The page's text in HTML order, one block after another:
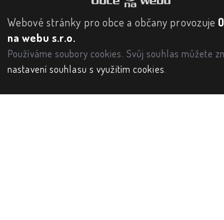
Webové stránky pro obce a občany provozuje
na webu s.r.o.
Používáme soubory cookies. Svůj souhlas můžete
nastavení souhlasu s využitím cookies.